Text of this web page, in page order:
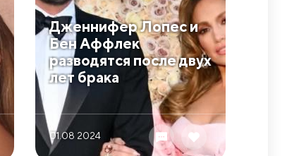
Дженнифер Лопес и
Бен Аффлек
разводятся после двух
лет брака
01.08 2024